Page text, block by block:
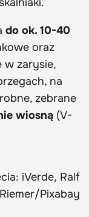
do ok. 10-40
oraz
w zarysie,
na
zebrane
wiosną (V-
iVerde, Ralf
Pixabay